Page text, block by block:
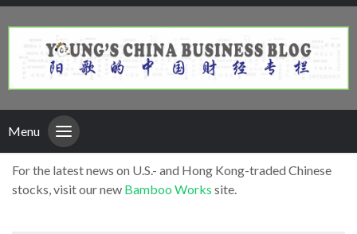
Menu
For the latest news on U.S.- and Hong Kong-traded Chinese
stocks, visit our new Bamboo Works site.